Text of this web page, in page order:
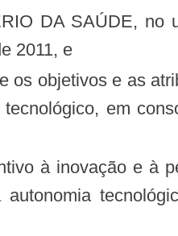
2011, e
em